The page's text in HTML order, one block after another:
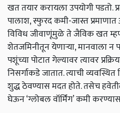
खत तयार करायला उपयोगी पडतो.
पालाश, स्फुरद कमी-जास्त
विविध जीवाणूंमुळे ते जैविक खत
शेतजमिनीतून येणाऱ्या, मानवाला न
पशूंच्या पोटात गेल्यावर त्यावर
निसर्गाकडे जातात. त्याची
शुद्ध ठेवण्यास मदत होते. तसेच
घेऊन ‘ग्लोबल वॉर्मिंग’ कमी